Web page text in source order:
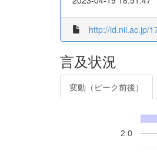
http://id.nii.ac.jp/
言及状況
変動（ピーク前後）
2.0